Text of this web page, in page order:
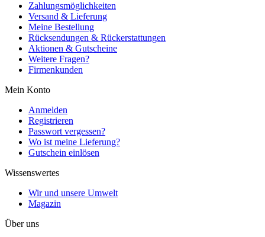
Zahlungsmöglichkeiten
Versand & Lieferung
Meine Bestellung
Rücksendungen & Rückerstattungen
Aktionen & Gutscheine
Weitere Fragen?
Firmenkunden
Mein Konto
Anmelden
Registrieren
Passwort vergessen?
Wo ist meine Lieferung?
Gutschein einlösen
Wissenswertes
Wir und unsere Umwelt
Magazin
Über uns